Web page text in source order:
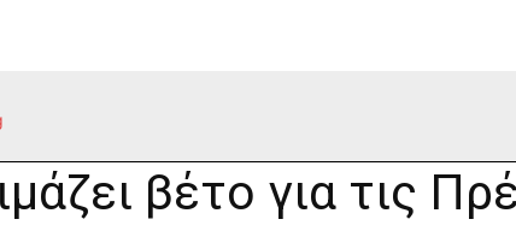
βέτο για τις